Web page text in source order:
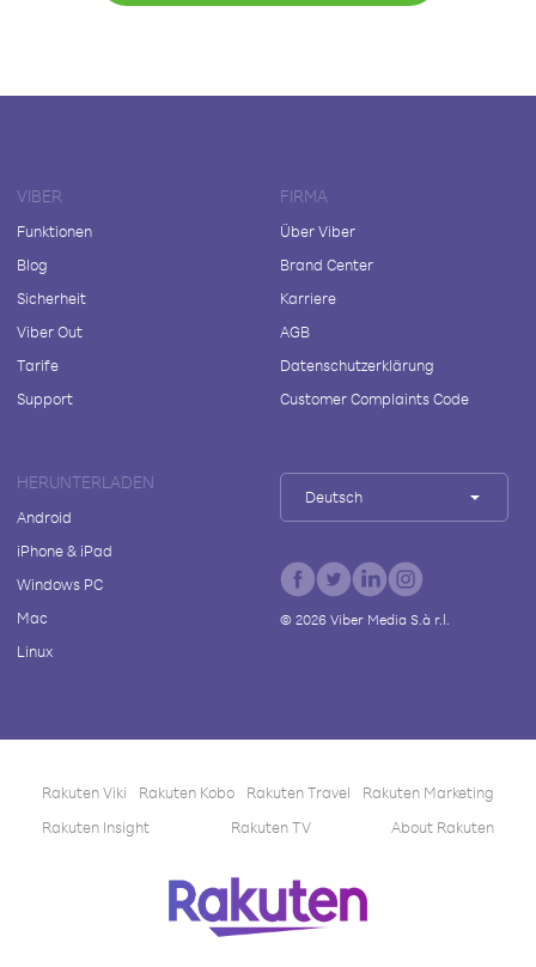
VIBER
Funktionen
Blog
Sicherheit
Viber Out
Tarife
Support
FIRMA
Über Viber
Brand Center
Karriere
AGB
Datenschutzerklärung
Customer Complaints Code
HERUNTERLADEN
Android
iPhone & iPad
Windows PC
Mac
Linux
Deutsch
© 2026Viber Media S.à r.l.
Rakuten Viki Rakuten Kobo Rakuten Travel
Rakuten Marketing
Rakuten Insight
Rakuten TV About Rakuten